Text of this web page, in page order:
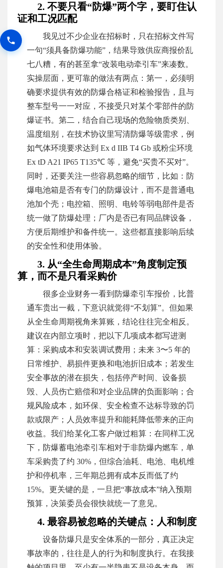
2. 不要只看“防爆”两个字，要盯住认
证和工况匹配
我见过不少企业在招标时，只在招标文件写
一句“须具备防爆功能”，结果导致供应商报价乱
七八糟，有的甚至拿“改装电动牵引车”来凑数。
实操层面，更可靠的做法有两点：第一，必须明
确要求提供有效的防爆合格证和检验报告，且与
整车型号一一对应，不接受只对某个零部件的防
爆证书。第二，结合自己现场的危险物质类别、
温度组别，在技术协议里写清防爆等级需求，例
如气体环境要求达到 Ex d IIB T4 Gb 或粉尘环境
Ex tD A21 IP65 T135℃ 等，避免“买贵不买对”。
同时，还要关注一些容易忽略的细节，比如：防
爆电池箱是否有专门的防爆设计，而不是普通电
池加个壳；电控箱、照明、电铃等弱电部件是否
统一做了防爆处理；厂内是否已有同品牌设备，
方便后期维护和备件统一。这些都直接影响后续
的安全性和使用体验。
3. 从“全生命周期成本”角度制定预
算，而不是只看采购价
很多企业财务一看到防爆牵引车报价，比普
通车贵出一截，下意识就觉得“不划算”。但如果
从全生命周期视角来算账，结论往往完全相反。
建议在内部立项时，把以下几项成本都写进测
算：采购成本和安装调试费用；未来 3〜5 年的
日常维护、易损件更换和电池折旧成本；若发生
安全事故的潜在损失，包括停产时间、设备损
毁、人员伤亡赔偿和对企业品牌的负面影响；合
规风险成本，如环保、安全检查不达标导致的罚
款或限产；人员效率提升和能耗降低带来的正向
收益。我们给某化工客户做过粗算：在同样工况
下，防爆蓄电池牵引车相对于非防爆内燃车，单
车采购贵了约 30%，但综合油耗、电池、电机维
护和停机率，三年期总拥有成本反而低了约
15%。更关键的是，一旦把“事故成本”纳入预期
预算，决策委员会很快就统一了意见。
4. 最容易被忽略的关键点：人和制度
设备防爆只是安全体系的一部分，真正决定
事故率的，往往是人的行为和制度执行。在我接